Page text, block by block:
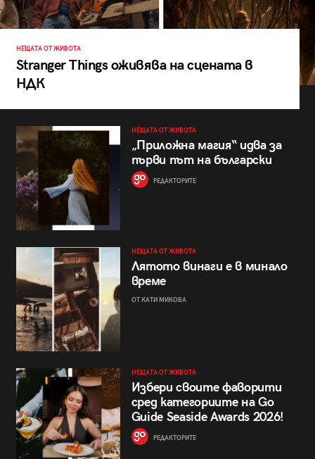
НЕЩАТА ОТ ЖИВОТА
Stranger Things оживява на сцената в
НДК
НЕЩАТА ОТ ЖИВОТА
„Приложна магия“ идва за
първи път на български
РЕДАКТОРИТЕ
НЕЩАТА ОТ ЖИВОТА
Лятото винаги е в минало
време
ОТ КАТИ МИКОВА
НЕЩАТА ОТ ЖИВОТА
Избери своите фаворити
сред категориите на Go
Guide Seaside Awards 2026!
РЕДАКТОРИТЕ